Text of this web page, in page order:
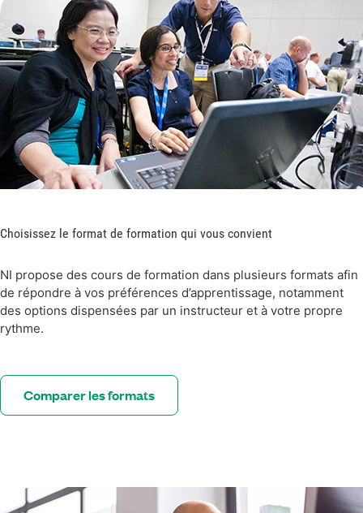
Choisissez le format de formation qui vous convient
NI propose des cours de formation dans plusieurs formats afin
de répondre à vos préférences d’apprentissage, notamment
des options dispensées par un instructeur et à votre propre
rythme.
Comparer les formats